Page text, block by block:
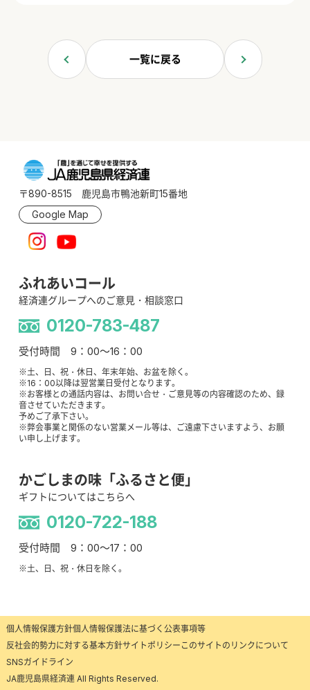
一覧に戻る
〒890-8515 鹿児島市鴨池新町15番地
Google Map
ふれあいコール
経済連グループへのご意見・相談窓口
0120-783-487
受付時間 9：00～16：00
※土、日、祝・休日、年末年始、お盆を除く。
※16：00以降は翌営業日受付となります。
※お客様との通話内容は、お問い合せ・ご意見等の内容確認のため、録
音させていただきます。
予めご了承下さい。
※弊会事業と関係のない営業メール等は、ご遠慮下さいますよう、お願
い申し上げます。
かごしまの味「ふるさと便」
ギフトについてはこちらへ
0120-722-188
受付時間 9：00～17：00
※土、日、祝・休日を除く。
個人情報保護方針個人情報保護法に基づく公表事項等
反社会的勢力に対する基本方針サイトポリシー このサイトのリンクについて
SNSガイドライン
JA鹿児島県経済連 All Rights Reserved.